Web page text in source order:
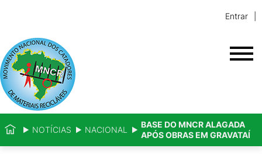
Entrar
NOTÍCIAS NACIONAL
BASE DO MNCR ALAGADA
APÓS OBRAS EM GRAVATAÍ